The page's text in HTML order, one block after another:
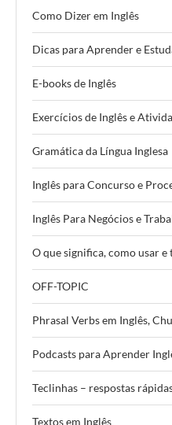
Como Dizer em Inglês
Dicas para Aprender e
E-books de Inglês
Exercícios de Inglês e
Gramática da Língua Inglesa
Inglês para Concurso e
Inglês Para Negócios e
O que significa, como usar e
OFF-TOPIC
Phrasal Verbs em Inglês,
Podcasts para Aprender
Teclinhas – respostas
Textos em Inglês